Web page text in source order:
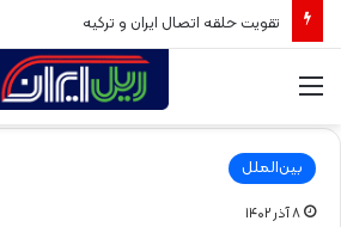
تقویت حلقه اتصال ایران و ترکیه
بین‌الملل
۸ آذر ۱۴۰۲